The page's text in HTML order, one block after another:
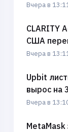
Вчера в
CLARITY
США
Вчера в
Upbit
вырос на
Вчера в